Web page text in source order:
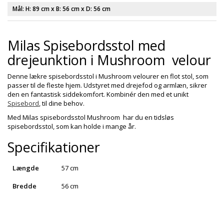
Mål: H: 89 cmx B: 56 cmx D: 56 cm
Milas Spisebordsstol med
drejeunktion i Mushroom velour
Denne lækre spisebordsstol i Mushroom velourer en flot stol, som
passer til de fleste hjem. Udstyret med drejefod og armlæn, sikrer
den en fantastisk siddekomfort. Kombinér den med et unikt
Spisebord, til dine behov.
Med Milas spisebordsstol Mushroom har du en tidsløs
spisebordsstol, som kan holde i mange år.
Specifikationer
Længde
57 cm
Bredde
56 cm